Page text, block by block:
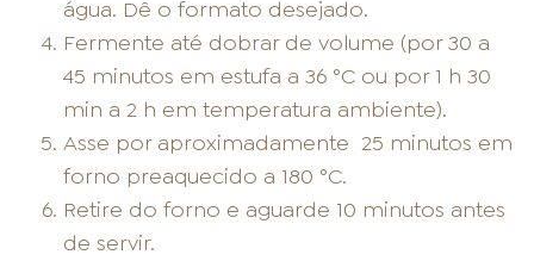
água. Dê o formato desejado.
Fermente até dobrar de volume (por 30 a
45 minutos em estufa a 36 °C ou por 1 h 30
min a 2 h em temperatura ambiente).
Asse por aproximadamente 25 minutos em
forno preaquecido a 180 °C.
Retire do forno e aguarde 10 minutos antes
de servir.